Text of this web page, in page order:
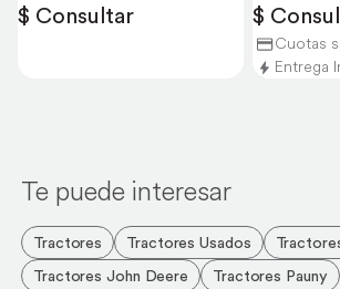
$ Consultar $
Cuotas
Entrega
Te puede interesar
Tractores Tractores Usados
Tractores John Deere
Tractores Pauny